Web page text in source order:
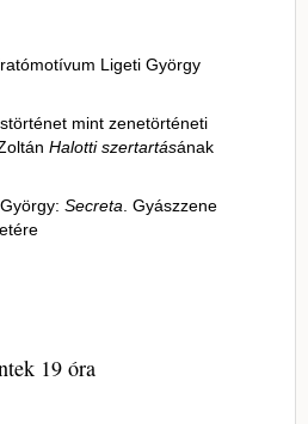
Ligeti György
mint zenetörténeti
Halotti szertartásának
Secreta . Gyászzene
19 óra